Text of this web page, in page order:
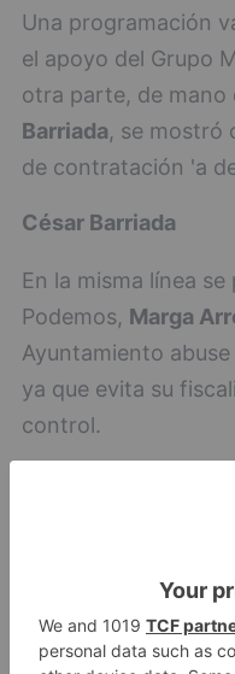
Una programación
el apoyo del Grupo
otra parte, de mano
Barriada, se mostró
de contratación 'a
César Barriada
En la misma línea
Podemos, Marga
Ayuntamiento
ya que evita su
control.